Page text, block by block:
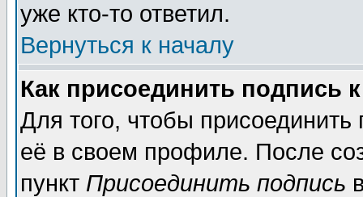
уже кто-то ответил.
Вернуться к началу
Как присоединить подпись
Для того, чтобы
её в своем профиле. После
пункт Присоединить подпись